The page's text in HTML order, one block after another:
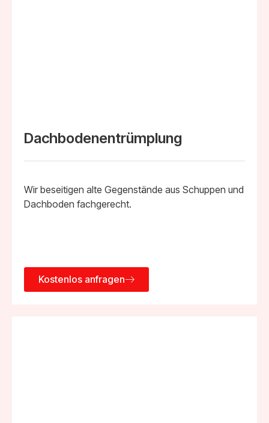
Dachbodenentrümplung
Wir beseitigen alte Gegenstände aus Schuppen und
Dachboden fachgerecht.
Kostenlos anfragen